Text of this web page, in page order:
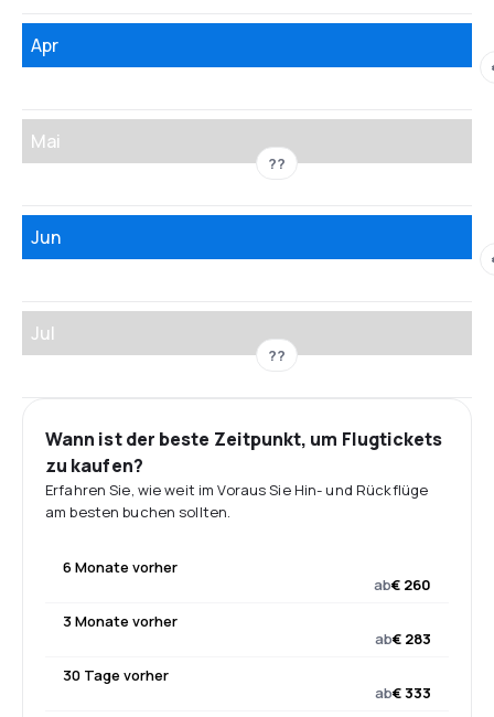
Apr
Mai
??
Jun
Jul
??
Wann ist der beste Zeitpunkt, um Flugtickets
zu kaufen?
Erfahren Sie, wie weit im Voraus Sie Hin- und Rückflüge
am besten buchen sollten.
6 Monate vorher
ab€ 260
3 Monate vorher
ab€ 283
30 Tage vorher
ab€ 333